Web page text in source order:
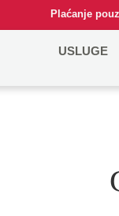
Plaćanje
USLUGE